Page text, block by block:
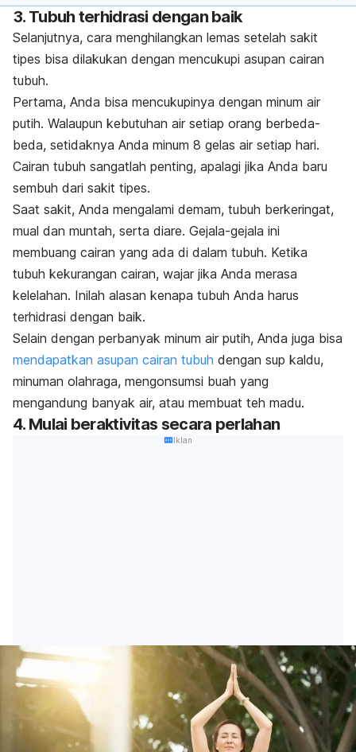
3. Tubuh terhidrasi dengan baik
Selanjutnya, cara menghilangkan lemas setelah sakit
tipes bisa dilakukan dengan mencukupi asupan cairan
tubuh.
Pertama, Anda bisa mencukupinya dengan minum air
putih. Walaupun kebutuhan air setiap orang berbeda-
beda, setidaknya Anda minum 8 gelas air setiap hari.
Cairan tubuh sangatlah penting, apalagi jika Anda baru
sembuh dari sakit tipes.
Saat sakit, Anda mengalami demam, tubuh berkeringat,
mual dan muntah, serta diare. Gejala-gejala ini
membuang cairan yang ada di dalam tubuh. Ketika
tubuh kekurangan cairan, wajar jika Anda merasa
kelelahan. Inilah alasan kenapa tubuh Anda harus
terhidrasi dengan baik.
Selain dengan perbanyak minum air putih, Anda juga bisa
mendapatkan asupan cairan tubuh dengan sup kaldu,
minuman olahraga, mengonsumsi buah yang
mengandung banyak air, atau membuat teh madu.
4. Mulai beraktivitas secara perlahan
Iklan